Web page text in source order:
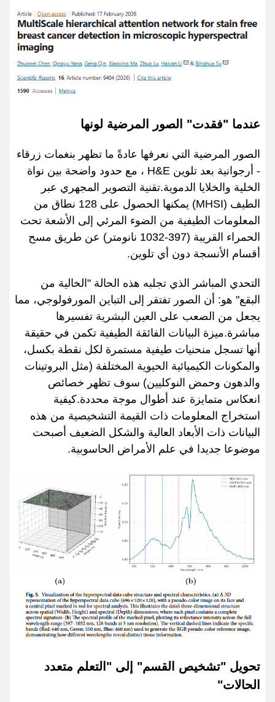
عندما "فقدت" الصور المرضية لونها
الصور المرضية التي نعرفها عادةً ما تظهر بنغمات زرقاء
- أرجوانية بعد تلوين H&E ، مع حدود واضحة بين نواة
الخلية والخلايا الدموية.تقنية التصوير المجهري عبر
الطيف (MHSI) يمكنها الحصول على 128 نطاق من
المعلومات الطيفية من الضوء المرئي إلى الأشعة تحت
الحمراء القريبة (397-1032 نانومتر) عن طريق مسح
أقسام الأنسجة دون أي تلوين.
التحدي المباشر الذي تجلبه هذه الحالة "الخالية من
البقع" هو: أن الصور تفتقر إلى التباين المورفولوجي، مما
يجعل من الصعب على العين البشرية تفسيرها
مباشرة.ميزة البيانات الفائقة الطيفية تكمن في حقيقة
أنها تسجل منحنيات طيفية مستمرة لكل نقطة بكسل،
والمكونات الكيميائية الحيوية المختلفة (مثل البروتينات
والدهون وحمض النوكليين) سوف تظهر خصائص
انعكاس متمايزة عند أطوال موجة محددة.كيفية
استخراج المعلومات ذات القيمة التشخيصية من هذه
البيانات ذات الأبعاد العالية والشكل الضعيف أصبحت
موضوعا جديدا في علم الأمراض الحاسوبية.
تحويل "تشخيص القسم" إلى "التعلم متعدد
الحالات"